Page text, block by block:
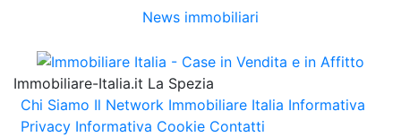
News immobiliari
Immobiliare-Italia.it La Spezia
Chi Siamo Il Network Immobiliare Italia Informativa
Privacy Informativa Cookie Contatti